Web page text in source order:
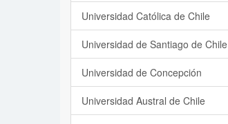
Universidad Católica de Chile
Universidad de Santiago de Chile
Universidad de Concepción
Universidad Austral de Chile